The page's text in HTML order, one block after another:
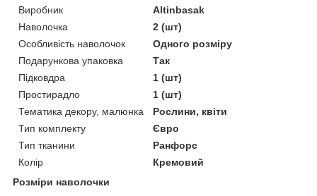
Виробник
Altinbasak
Наволочка
2 (шт)
Особливість наволочок
Одного розміру
Подарункова упаковка
Так
Підковдра
1 (шт)
Простирадло
1 (шт)
Тематика декору, малюнка
Рослини, квіти
Тип комплекту
Євро
Тип тканини
Ранфорс
Колір
Кремовий
Розміри наволочки